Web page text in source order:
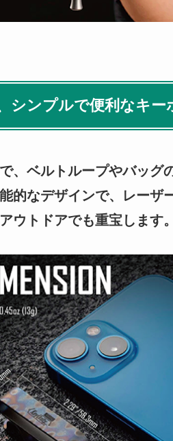
シンプルで便利なキー
、ベルトループやバッグ
的なデザインで、レーザ
ウトドアでも重宝します。